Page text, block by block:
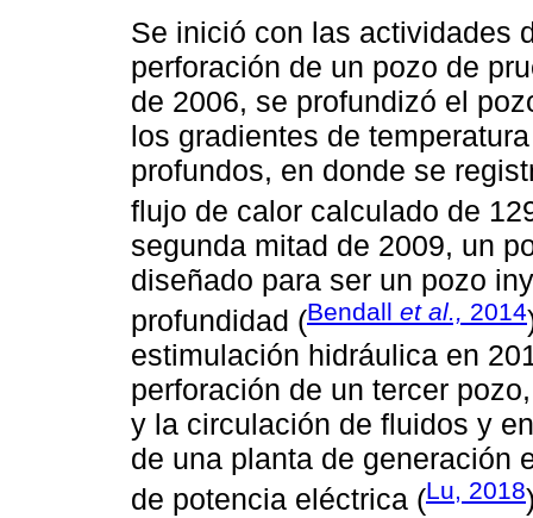
Se inició con las actividades
perforación de un pozo de
de 2006, se profundizó el
los gradientes de
profundos, en donde se
flujo de calor calculado de
segunda mitad de 2009, un
diseñado para ser un pozo
profundidad (Bendall et al., 2014
estimulación hidráulica en
perforación de un tercer
y la circulación de fluidos y
de una planta de generación
de potencia eléctrica (Lu, 2018